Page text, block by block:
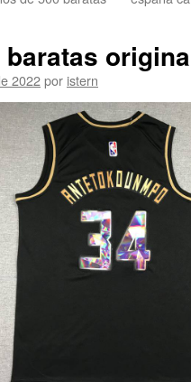
2022por istern